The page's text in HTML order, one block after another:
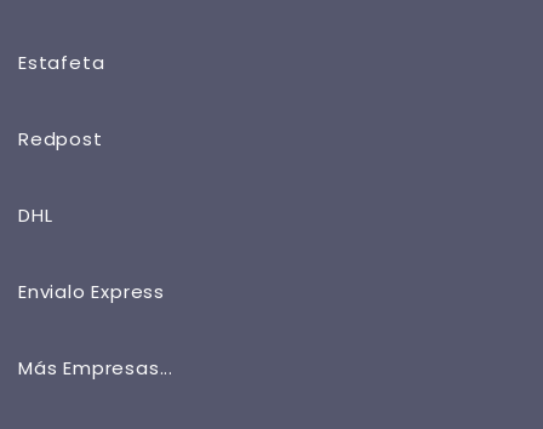
Estafeta
Redpost
DHL
Envialo Express
Más Empresas...